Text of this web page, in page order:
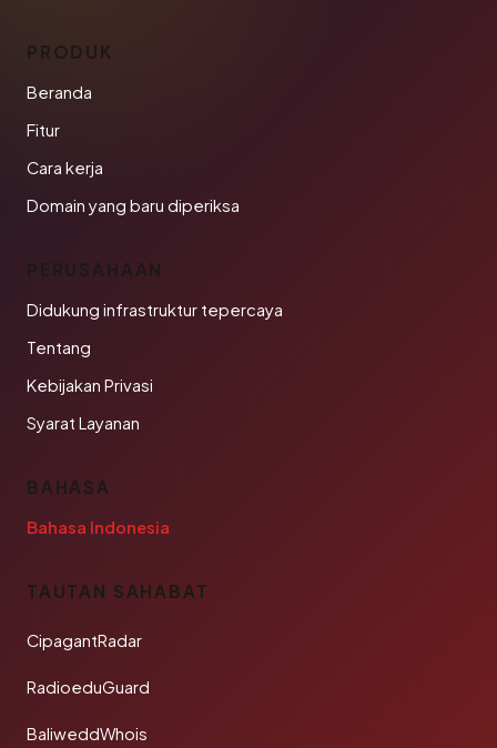
PRODUK
Beranda
Fitur
Cara kerja
Domain yang baru diperiksa
PERUSAHAAN
Didukung infrastruktur tepercaya
Tentang
Kebijakan Privasi
Syarat Layanan
BAHASA
Bahasa Indonesia
TAUTAN SAHABAT
CipagantRadar
RadioeduGuard
BaliweddWhois